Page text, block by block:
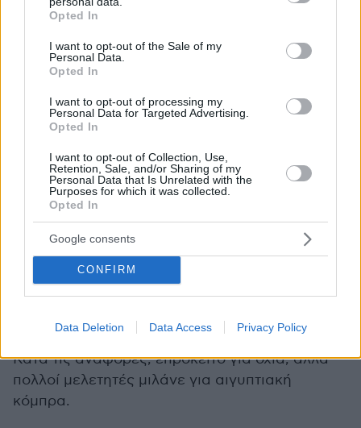
grant or deny consent to Google and its third-party tags to
use your data for below specified purposes in below Google
consent section.
Opted In
I want to opt-out of the Sale of my
Personal Data.
Opted In
I want to opt-out of processing my
Personal Data for Targeted Advertising.
Opted In
I want to opt-out of Collection, Use,
Retention, Sale, and/or Sharing of my
Personal Data that Is Unrelated with the
Purposes for which it was collected.
Opted In
Google consents
CONFIRM
Data Deletion Data Access Privacy Policy
Το 2009, μία ομάδα Ελλήνων αρχαιολόγων μετά
από πολυετείς υποβρύχιες έρευνες στα
ανοιχτά της Αλεξάνδρειας ανακάλυψαν έναν
ότι αυτός προερχόταν από την είσοδο στο
μαυσωλείο. Εκεί από όπου μπήκε με τη θέλησή
της η Κλεοπάτρα, έπειτα από ακρόαση που είχε
με τον Οκταβιανό. Κατά τη διάρκειά της
συνειδητοποίησε ότι μετά την ήττα της δεν είχε
ελπίδες για επιεική μεταχείριση.
Συνειδητοποίησε ότι θα κατέληγε στη Ρώμη ως
λάφυρο στον θρίαμβο του αυτοκράτορα,
αλυσοδεμένη και περιφερόμενη. Του ζήτησε
λίγο χρόνο να προετοιμαστεί. Τότε με τις πιο
έμπιστες υπηρέτριές της, ζήτησε να
δηλητηριαστεί με το δάγκωμα ενός φιδιού.
Κατά τις αναφορές, επρόκειτο για οχιά, αλλά
πολλοί μελετητές μιλάνε για αιγυπτιακή
κόμπρα.